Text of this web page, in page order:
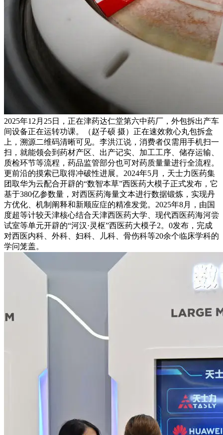
2025年12月25日，正在津药达仁堂第六中药厂，外包拆出产车
间设备正在运转功课。（赵子硕 摄）正在速效救心丸包拆盒
上，溯源二维码清晰可见。李洪江说，消费者仅需用手机扫一
扫，就能领会到药材产区、出产记实、加工工序、储存运输、
质检环节等流程，药品监管部分也可对药质量量进行全流程。
更前沿的摸索已取得冲破性进展。2024年5月，天士力医药集
团取华为云配合开辟的“数智本草”西医药大模子正式发布，它
基于380亿参数量，对西医药海量文本进行数据锻炼，实现丹
方优化、机制阐释和新顺应症的精准发觉。2025年8月，由国
度超等计较天津核心结合天津西医药大学、现代西医药海河尝
试室等单元开辟的“河汉·灵枢”西医药大模子2。0发布，完成
对西医内科、外科、妇科、儿科、骨伤科等20余个临床学科的
学问笼盖。